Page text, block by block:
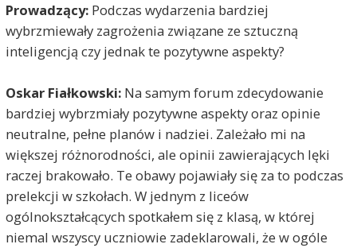
Prowadzący:Podczas wydarzenia bardziej
wybrzmiewały zagrożenia związane ze sztuczną
inteligencją czy jednak te pozytywne aspekty?
Oskar Fiałkowski:Na samym forum zdecydowanie
bardziej wybrzmiały pozytywne aspekty oraz opinie
neutralne, pełne planów i nadziei. Zależało mi na
większej różnorodności, ale opinii zawierających lęki
raczej brakowało. Te obawy pojawiały się za to podczas
prelekcji w szkołach. W jednym z liceów
ogólnokształcących spotkałem się z klasą, w której
niemal wszyscy uczniowie zadeklarowali, że w ogóle